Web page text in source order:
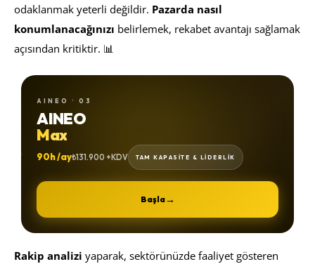
odaklanmak yeterli değildir. Pazarda nasıl
konumlanacağınızı belirlemek, rekabet avantajı sağlamak
açısından kritiktir. 📊
AINEO · 03
AINEO
Max
90h /ay₺131.900 +KDV TAM KAPASİTE & LİDERLİK
Başla→
Rakip analizi yaparak, sektörünüzde faaliyet gösteren